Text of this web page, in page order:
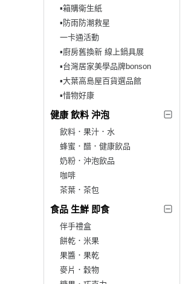
▪︎箱購衛生紙
▪︎防雨防潮救星
一卡通活動
▪︎廚房舊換新 線上鍋具展
▪︎台灣居家美學品牌bonson
▪︎大葉高島屋百貨選品館
▪︎惜物好康
健康 飲料 沖泡
飲料．果汁．水
蜂蜜．醋．健康飲品
奶粉．沖泡飲品
咖啡
茶葉．茶包
食品 生鮮 即食
伴手禮盒
餅乾．米果
果醬．果乾
麥片．穀物